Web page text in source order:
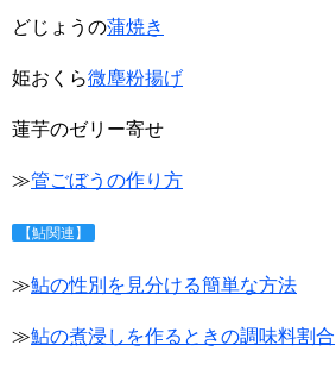
どじょうの蒲焼き
姫おくら微塵粉揚げ
蓮芋のゼリー寄せ
≫管ごぼうの作り方
【鮎関連】
≫鮎の性別を見分ける簡単な方法
≫鮎の煮浸しを作るときの調味料割合